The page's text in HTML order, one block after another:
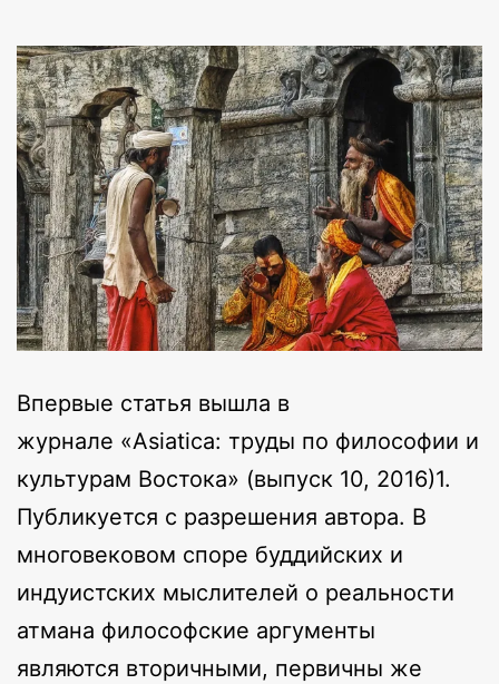
Впервые статья вышла в
журнале «Asiatica: труды по философии и
культурам Востока» (выпуск 10, 2016)1.
Публикуется с разрешения автора. В
многовековом споре буддийских и
индуистских мыслителей о реальности
атмана философские аргументы
являются вторичными, первичны же